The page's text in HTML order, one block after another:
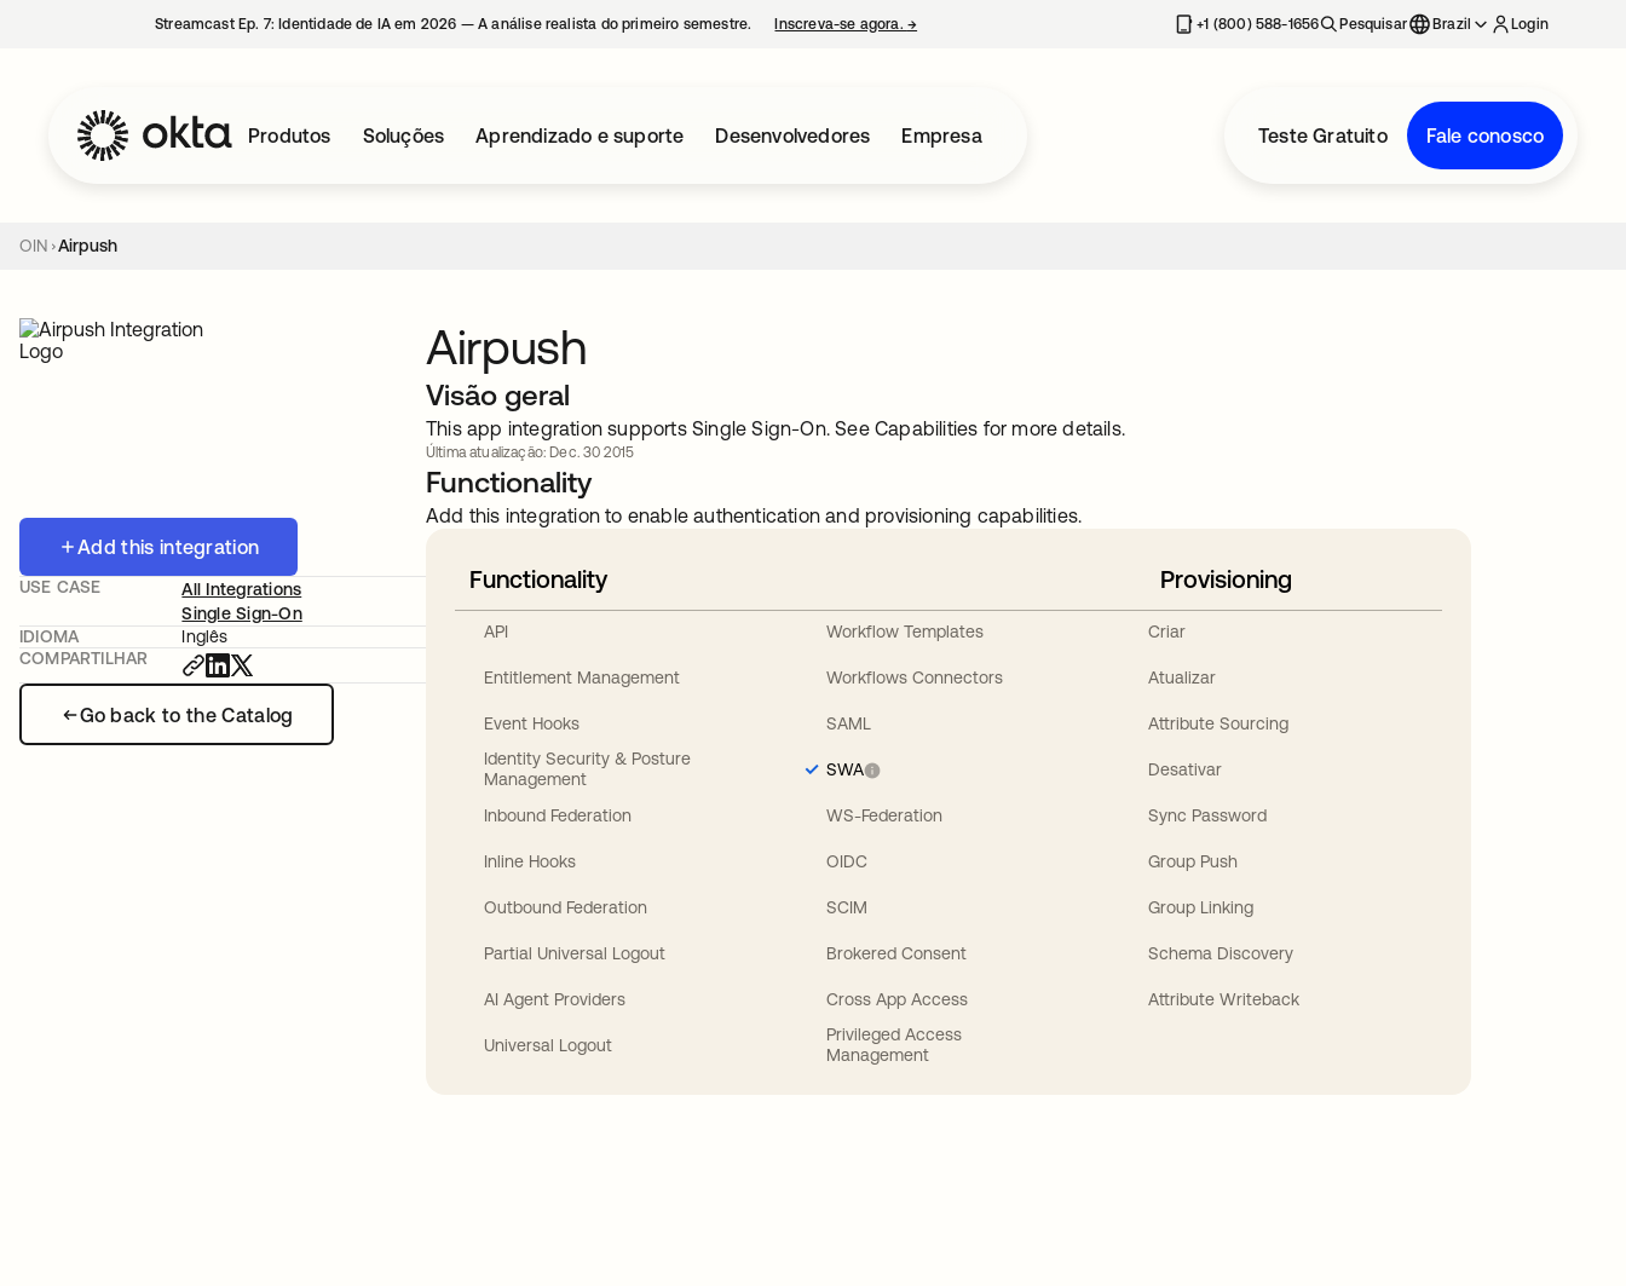
Streamcast Ep. 7: Identidade de IA em 2026 — A análise realista do primeiro semestre. Inscreva-se agora. → +1 (800) 588-1656 Pesquisar Brazil Login
Produtos Soluções Aprendizado e suporte Desenvolvedores Empresa Teste Gratuito Fale conosco
OIN Airpush
Add this integration
Go back to the Catalog
USE CASE
All Integrations
Single Sign-On
IDIOMA
Inglês
COMPARTILHAR
Airpush
Visão geral
This app integration supports Single Sign-On. See Capabilities for more details.
Última atualização: Dec. 30 2015
Functionality
Add this integration to enable authentication and provisioning capabilities.
Functionality
API
Entitlement Management
Event Hooks
Identity Security & Posture
Management
Inbound Federation
Inline Hooks
Outbound Federation
Partial Universal Logout
AI Agent Providers
Universal Logout
Workflow Templates
Workflows Connectors
SAML
SWA
WS-Federation
OIDC
SCIM
Brokered Consent
Cross App Access
Privileged Access
Management
Provisioning
Criar
Atualizar
Attribute Sourcing
Desativar
Sync Password
Group Push
Group Linking
Schema Discovery
Attribute Writeback